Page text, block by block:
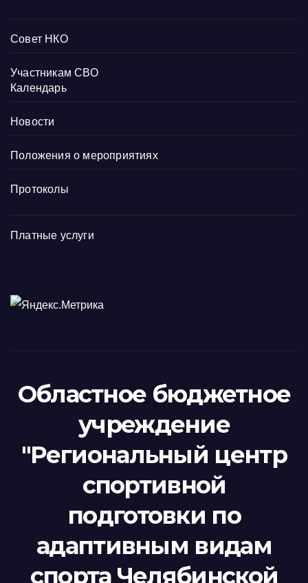
Совет НКО
Участникам СВО
Календарь
Новости
Положения о мероприятиях
Протоколы
Платные услуги
Областное бюджетное
учреждение
"Региональный центр
спортивной
подготовки по
адаптивным видам
спорта Челябинской